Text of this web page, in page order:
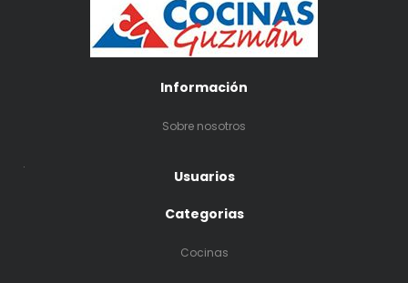
Información
Sobre nosotros
.
Usuarios
Categorias
Cocinas